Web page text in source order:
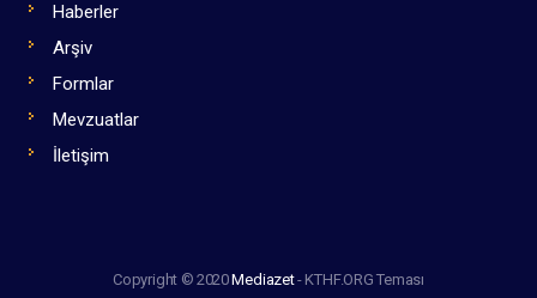
Haberler
Arşiv
Formlar
Mevzuatlar
İletişim
Copyright © 2020Mediazet- KTHF.ORG Teması